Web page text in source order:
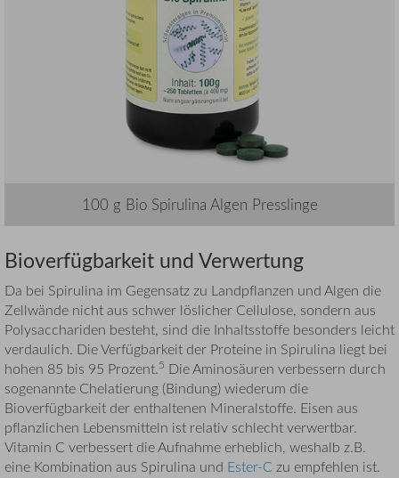
100 g Bio Spirulina Algen Presslinge
Bioverfügbarkeit und Verwertung
Da bei Spirulina im Gegensatz zu Landpflanzen und Algen die
Zellwände nicht aus schwer löslicher Cellulose, sondern aus
Polysacchariden besteht, sind die Inhaltsstoffe besonders leicht
verdaulich. Die Verfügbarkeit der Proteine in Spirulina liegt bei
hohen 85 bis 95 Prozent.5 Die Aminosäuren verbessern durch
sogenannte Chelatierung (Bindung) wiederum die
Bioverfügbarkeit der enthaltenen Mineralstoffe. Eisen aus
pflanzlichen Lebensmitteln ist relativ schlecht verwertbar.
Vitamin C verbessert die Aufnahme erheblich, weshalb z.B.
eine Kombination aus Spirulina und Ester-C zu empfehlen ist.